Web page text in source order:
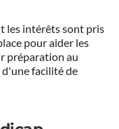
les intérêts sont pris
pour aider les
préparation au
facilité de